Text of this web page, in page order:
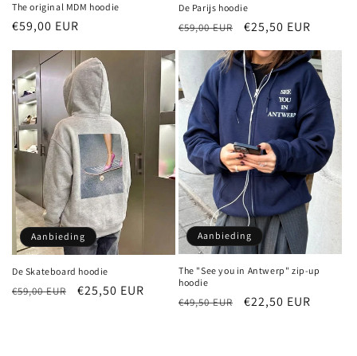
The original MDM hoodie
Normale
€59,00 EUR
De Parijs hoodie
Normale
€59,00 EUR Aanbiedingsprijs
€25,50 EUR
Aanbieding
De Skateboard hoodie
Normale
€59,00 EUR Aanbiedingsprijs
€25,50 EUR
Aanbieding
The "See you in Antwerp" zip-up
hoodie
Normale
€49,50 EUR Aanbiedingsprijs
€22,50 EUR